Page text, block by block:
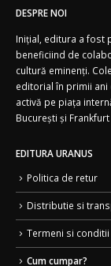
DESPRE NOI
Inițial, editura a fost
beneficiind de
cultură eminenți.
editorial în primii ani
activă pe piața
București și Frankfurt
EDITURA URANUS
Politica de retur
Distributie si
Termeni si conditii
Cum cumpar?